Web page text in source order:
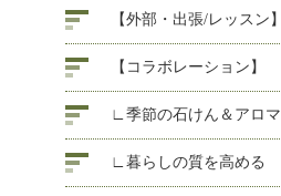
【外部・出張/レッスン】
【コラボレーション】
∟季節の石けん＆アロマ
∟暮らしの質を高める